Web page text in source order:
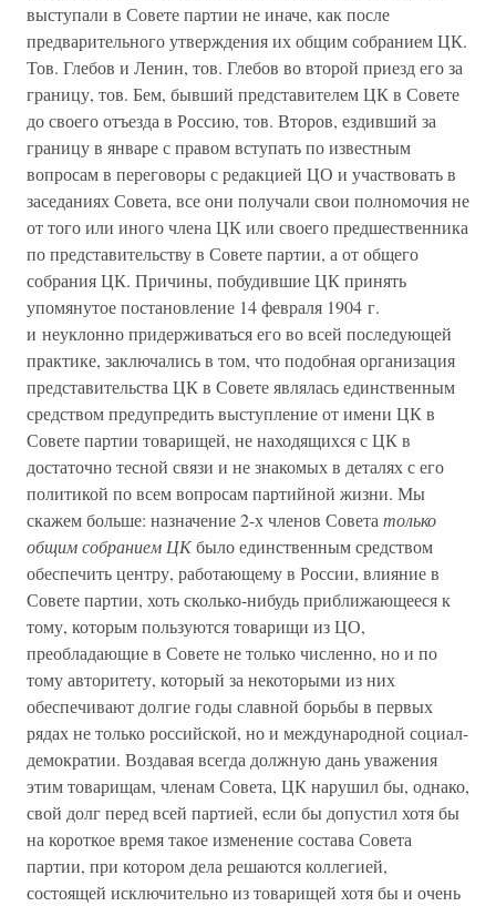
выступали в Совете партии не иначе, как после
предварительного утверждения их общим собранием ЦК.
Тов. Глебов и Ленин, тов. Глебов во второй приезд его за
границу, тов. Бем, бывший представителем ЦК в Совете
до своего отъезда в Россию, тов. Второв, ездивший за
границу в январе с правом вступать по известным
вопросам в переговоры с редакцией ЦО и участвовать в
заседаниях Совета, все они получали свои полномочия не
от того или иного члена ЦК или своего предшественника
по представительству в Совете партии, а от общего
собрания ЦК. Причины, побудившие ЦК принять
упомянутое постановление 14 февраля 1904 г.
и неуклонно придерживаться его во всей последующей
практике, заключались в том, что подобная организация
представительства ЦК в Совете являлась единственным
средством предупредить выступление от имени ЦК в
Совете партии товарищей, не находящихся с ЦК в
достаточно тесной связи и не знакомых в деталях с его
политикой по всем вопросам партийной жизни. Мы
скажем больше: назначение 2-х членов Совета только
общим собранием ЦКбыло единственным средством
обеспечить центру, работающему в России, влияние в
Совете партии, хоть сколько-нибудь приближающееся к
тому, которым пользуются товарищи из ЦО,
преобладающие в Совете не только численно, но и по
тому авторитету, который за некоторыми из них
обеспечивают долгие годы славной борьбы в первых
рядах не только российской, но и международной социал-
демократии. Воздавая всегда должную дань уважения
этим товарищам, членам Совета, ЦК нарушил бы, однако,
свой долг перед всей партией, если бы допустил хотя бы
на короткое время такое изменение состава Совета
партии, при котором дела решаются коллегией,
состоящей исключительно из товарищей хотя бы и очень